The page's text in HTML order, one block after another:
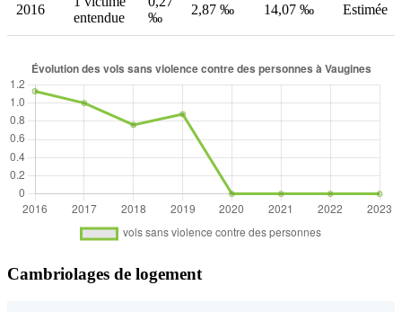
2016
entendue
‰
2,87 ‰ 14,07 ‰ Estimée
Cambriolages de logement